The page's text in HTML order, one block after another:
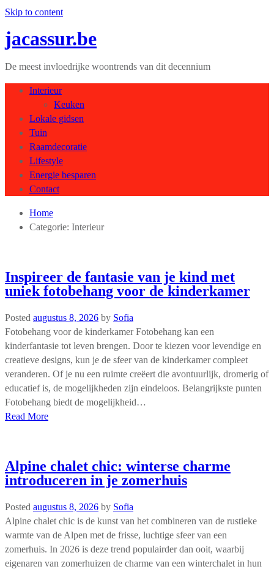
Skip to content
jacassur.be
De meest invloedrijke woontrends van dit decennium
Interieur
Keuken
Lokale gidsen
Tuin
Raamdecoratie
Lifestyle
Energie besparen
Contact
Home
Categorie: Interieur
Inspireer de fantasie van je kind met
uniek fotobehang voor de kinderkamer
Posted augustus 8, 2026 by Sofia
Fotobehang voor de kinderkamer Fotobehang kan een
kinderfantasie tot leven brengen. Door te kiezen voor levendige en
creatieve designs, kun je de sfeer van de kinderkamer compleet
veranderen. Of je nu een ruimte creëert die avontuurlijk, dromerig of
educatief is, de mogelijkheden zijn eindeloos. Belangrijkste punten
Fotobehang biedt de mogelijkheid…
Read More
Alpine chalet chic: winterse charme
introduceren in je zomerhuis
Posted augustus 8, 2026 by Sofia
Alpine chalet chic is de kunst van het combineren van de rustieke
warmte van de Alpen met de frisse, luchtige sfeer van een
zomerhuis. In 2026 is deze trend populairder dan ooit, waarbij
eigenaren van zomerhuizen de charme van een winterchalet in hun